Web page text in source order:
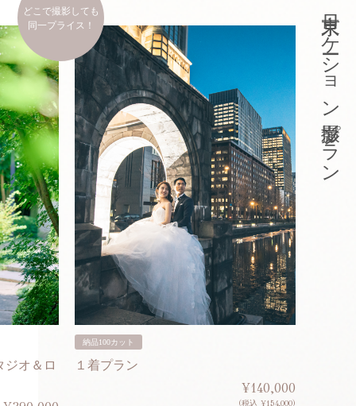
どこで撮影しても
同一プライス！
ジオ＆ロ
納品100カット
１着プラン
¥140,000
(税込 ¥154,000)
東京ロケーション撮影プラン